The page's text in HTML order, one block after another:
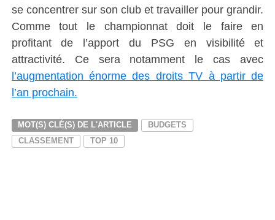
se concentrer sur son club et travailler pour grandir.
Comme tout le championnat doit le faire en
profitant de l’apport du PSG en visibilité et
attractivité. Ce sera notamment le cas avec
l’augmentation énorme des droits TV à partir de
l’an prochain.
MOT(S) CLÉ(S) DE L'ARTICLE
BUDGETS
CLASSEMENT
TOP 10